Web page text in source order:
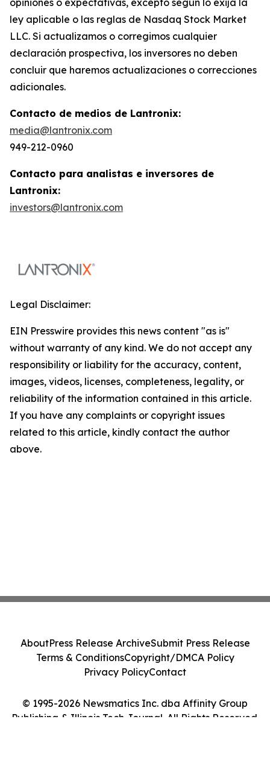
ley aplicable o las reglas de Nasdaq Stock Market
LLC. Si actualizamos o corregimos cualquier
declaración prospectiva, los inversores no deben
concluir que haremos actualizaciones o correcciones
adicionales.
Contacto de medios de Lantronix:
media@lantronix.com
949-212-0960
Contacto para analistas e inversores de
Lantronix:
investors@lantronix.com
Legal Disclaimer:
EIN Presswire provides this news content "as is"
without warranty of any kind. We do not accept any
responsibility or liability for the accuracy, content,
images, videos, licenses, completeness, legality, or
reliability of the information contained in this article.
If you have any complaints or copyright issues
related to this article, kindly contact the author
above.
© 1995-2026 Newsmatics Inc. dba Affinity Group
Publishing & Illinois Tech Journal. All Rights Reserved.
AboutPress Release ArchiveSubmit Press Release
Terms & ConditionsCopyright/DMCA Policy
Privacy PolicyContact